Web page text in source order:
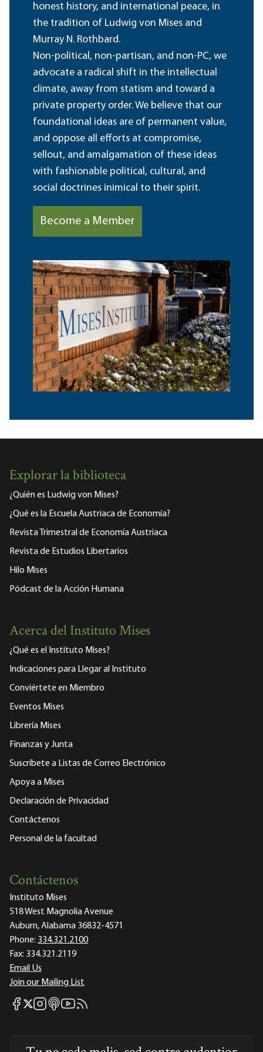
honest history, and international peace, in
the tradition of Ludwig von Mises and
Murray N. Rothbard.
Non-political, non-partisan, and non-PC, we
advocate a radical shift in the intellectual
climate, away from statism and toward a
private property order. We believe that our
foundational ideas are of permanent value,
and oppose all efforts at compromise,
sellout, and amalgamation of these ideas
with fashionable political, cultural, and
social doctrines inimical to their spirit.
Become a Member
Explorar la biblioteca
¿Quién es Ludwig von Mises?
¿Qué es la Escuela Austriaca de Economía?
Revista Trimestral de Economía Austriaca
Revista de Estudios Libertarios
Hilo Mises
Pódcast de la Acción Humana
Acerca del Instituto Mises
¿Qué es el Instituto Mises?
Indicaciones para Llegar al Instituto
Conviértete en Miembro
Eventos Mises
Librería Mises
Finanzas y Junta
Suscríbete a Listas de Correo Electrónico
Apoya a Mises
Declaración de Privacidad
Contáctenos
Personal de la facultad
Contáctenos
Instituto Mises
518 West Magnolia Avenue
Auburn, Alabama 36832-4571
Phone: 334.321.2100
Fax: 334.321.2119
Email Us
Join our Mailing List
Mises Facebook
Mises X
Mises Instagram
Mises itunes
Mises Youtube
Mises RSS feed